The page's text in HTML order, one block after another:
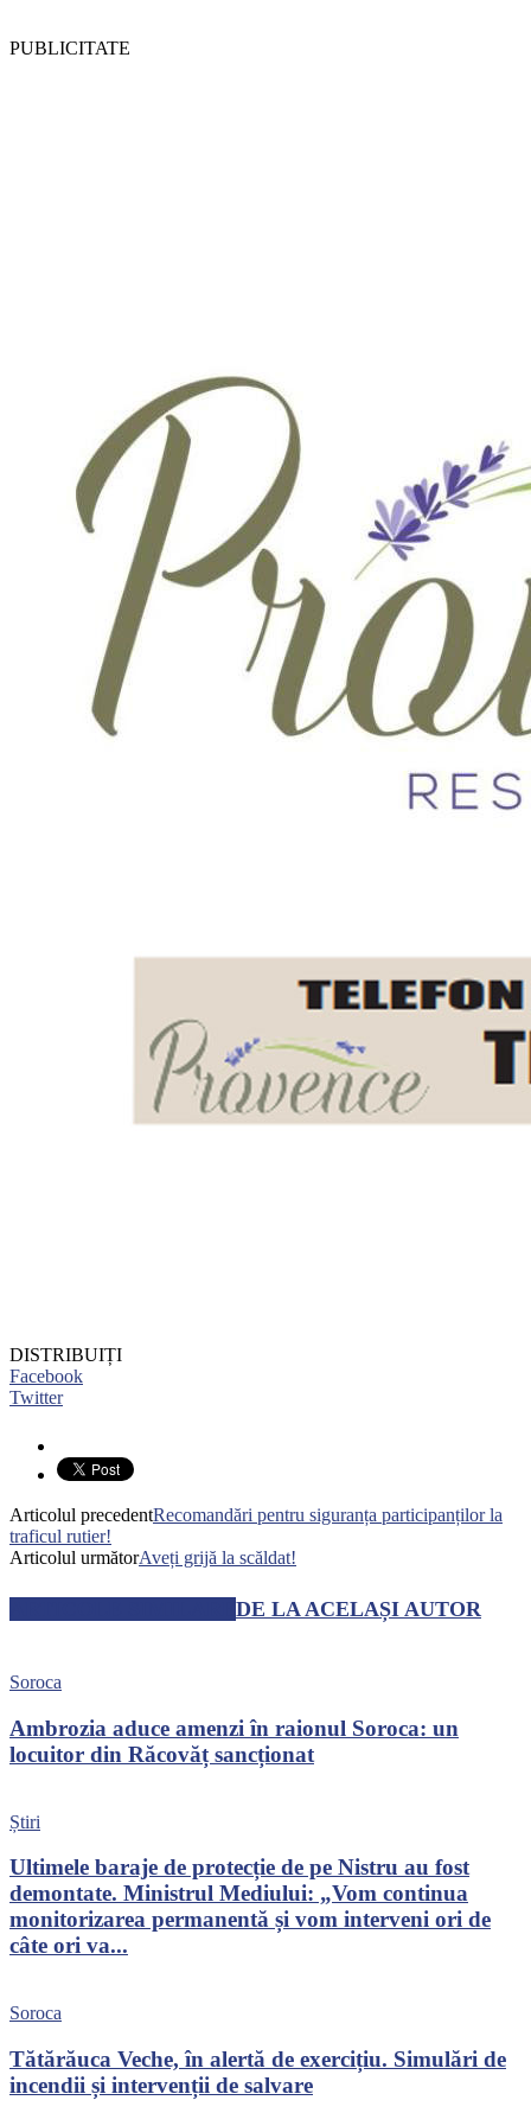
PUBLICITATE
DISTRIBUIȚI
Facebook
Twitter
Articolul precedentRecomandări pentru siguranța participanților la
traficul rutier!
Articolul următorAveți grijă la scăldat!
DE LA ACELAȘI AUTOR
Soroca
Ambrozia aduce amenzi în raionul Soroca: un
locuitor din Răcovăț sancționat
Știri
Ultimele baraje de protecție de pe Nistru au fost
demontate. Ministrul Mediului: „Vom continua
monitorizarea permanentă și vom interveni ori de
câte ori va...
Soroca
Tătărăuca Veche, în alertă de exercițiu. Simulări de
incendii și intervenții de salvare